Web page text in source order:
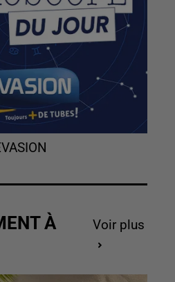
À
Voir plus